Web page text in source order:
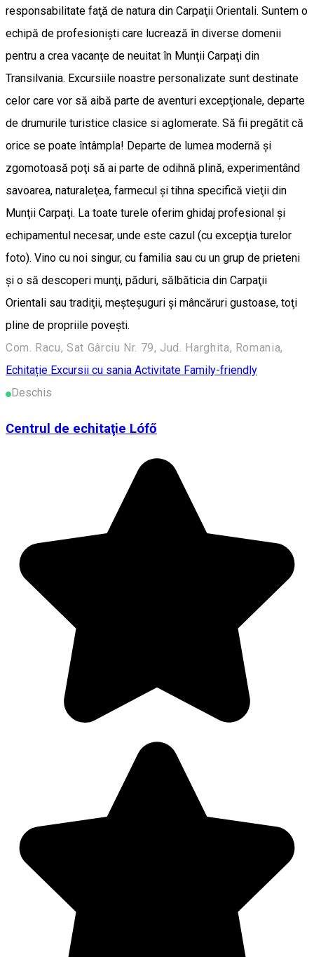
responsabilitate faţă de natura din Carpaţii Orientali. Suntem o
echipă de profesionişti care lucrează în diverse domenii
pentru a crea vacanţe de neuitat în Munţii Carpaţi din
Transilvania. Excursiile noastre personalizate sunt destinate
celor care vor să aibă parte de aventuri excepţionale, departe
de drumurile turistice clasice si aglomerate. Să fii pregătit că
orice se poate întâmpla! Departe de lumea modernă şi
zgomotoasă poţi să ai parte de odihnă plină, experimentând
savoarea, naturaleţea, farmecul şi tihna specifică vieţii din
Munţii Carpaţi. La toate turele oferim ghidaj profesional şi
echipamentul necesar, unde este cazul (cu excepţia turelor
foto). Vino cu noi singur, cu familia sau cu un grup de prieteni
şi o să descoperi munţi, păduri, sălbăticia din Carpaţii
Orientali sau tradiţii, meşteşuguri şi mâncăruri gustoase, toţi
pline de propriile poveşti.
Com. Racu, Sat Gârciu Nr. 79, Jud. Harghita, Romania,
Echitație Excursii cu sania Activitate Family-friendly
Deschis
Centrul de echitaţie Lófő